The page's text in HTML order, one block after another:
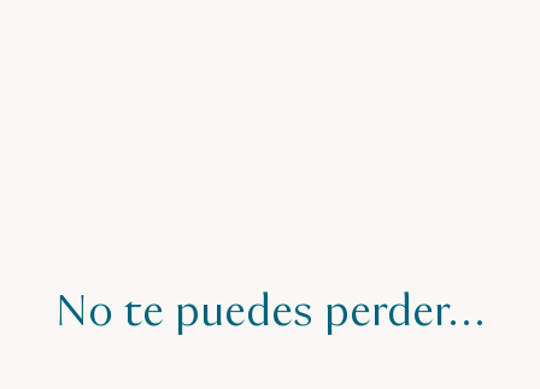
No te puedes perder…